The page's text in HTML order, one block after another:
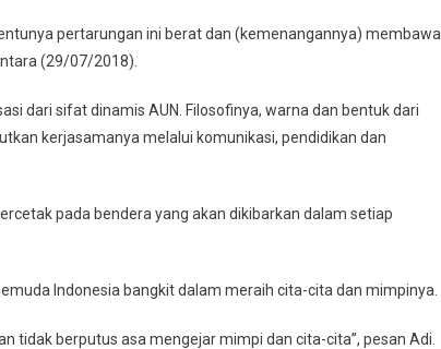
pertarungan ini berat dan (kemenangannya) membawa
(29/07/2018).
dari sifat dinamis AUN. Filosofinya, warna dan bentuk dari
kerjasamanya melalui komunikasi, pendidikan dan
pada bendera yang akan dikibarkan dalam setiap
Indonesia bangkit dalam meraih cita-cita dan mimpinya.
tidak berputus asa mengejar mimpi dan cita-cita”, pesan Adi.